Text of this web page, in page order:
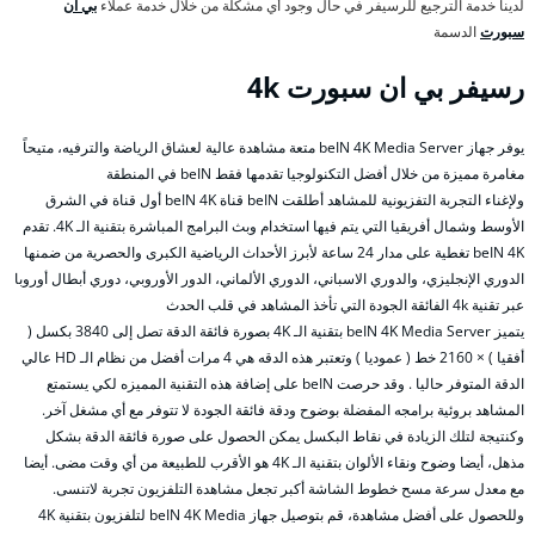
لدينا خدمة الترجيع للرسيفر في حال وجود أي مشكلة من خلال خدمة عملاء بي ان
سبورتالدسمة
رسيفر بي ان سبورت 4k
يوفر جهاز beIN 4K Media Server متعة مشاهدة عالية لعشاق الرياضة والترفيه، متيحاً
مغامرة مميزة من خلال أفضل التكنولوجيا تقدمها فقط beIN في المنطقة
ولإغناء التجربة التفزيونية للمشاهد أطلقت beIN قناة beIN 4K أول قناة في الشرق
الأوسط وشمال أفريقيا التي يتم فيها استخدام وبث البرامج المباشرة بتقنية الـ 4K. تقدم
beIN 4K تغطية على مدار 24 ساعة لأبرز الأحداث الرياضية الكبرى والحصرية من ضمنها
الدوري الإنجليزي، والدوري الاسباني، الدوري الألماني، الدور الأوروبي، دوري أبطال أوروبا
عبر تقنية 4k الفائقة الجودة التي تأخذ المشاهد في قلب الحدث
يتميز beIN 4K Media Server بتقنية الـ 4K بصورة فائقة الدقة تصل إلى 3840 بكسل (
أفقيا ) × 2160 خط ( عموديا ) وتعتبر هذه الدقه هي 4 مرات أفضل من نظام الـ HD عالي
الدقة المتوفر حاليا . وقد حرصت beIN على إضافة هذه التقنية المميزه لكي يستمتع
المشاهد بروئية برامجه المفضلة بوضوح ودقة فائقة الجودة لا تتوفر مع أي مشغل آخر.
وكنتيجة لتلك الزيادة في نقاط البكسل يمكن الحصول على صورة فائقة الدقة بشكل
مذهل، أيضا وضوح ونقاء الألوان بتقنية الـ 4K هو الأقرب للطبيعة من أي وقت مضى. أيضا
مع معدل سرعة مسح خطوط الشاشة أكبر تجعل مشاهدة التلفزيون تجربة لاتنسى.
وللحصول على أفضل مشاهدة، قم بتوصيل جهاز beIN 4K Media لتلفزيون بتقنية 4K